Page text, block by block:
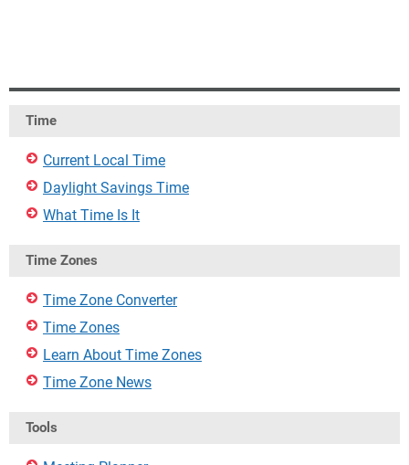
Time
Current Local Time
Daylight Savings Time
What Time Is It
Time Zones
Time Zone Converter
Time Zones
Learn About Time Zones
Time Zone News
Tools